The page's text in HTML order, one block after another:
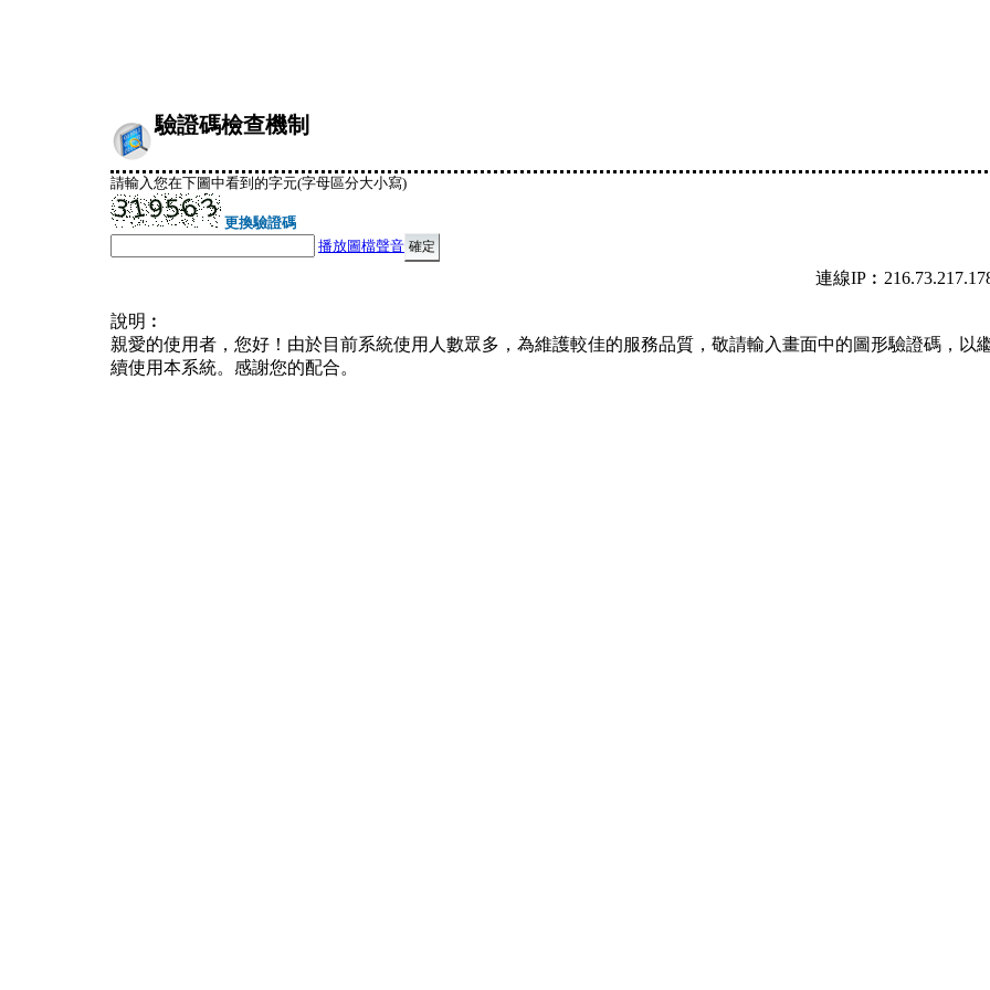
驗證碼檢查機制
請輸入您在下圖中看到的字元(字母區分大小寫)
更換驗證碼
播放圖檔聲音
連線
說明︰
親愛的使用者，您好！由於目前系統使用人數眾多，為維護較佳的服務品質，敬請輸入畫面中的圖形驗證碼，以
續使用本系統。感謝您的配合。